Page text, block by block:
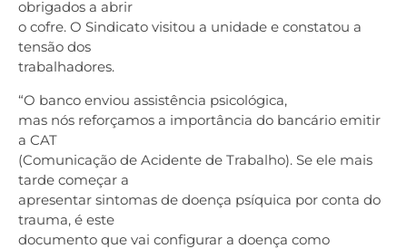
obrigados a abrir
o cofre. O Sindicato visitou a unidade e constatou a
tensão dos
trabalhadores.
“O banco enviou assistência psicológica,
mas nós reforçamos a importância do bancário emitir
a CAT
(Comunicação de Acidente de Trabalho). Se ele mais
tarde começar a
apresentar sintomas de doença psíquica por conta do
trauma, é este
documento que vai configurar a doença como